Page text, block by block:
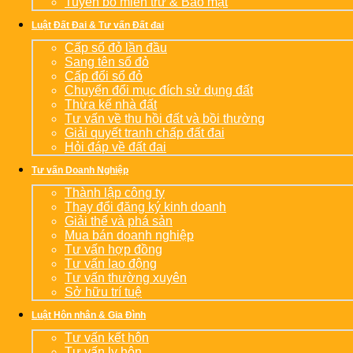
Luật Đất Đai & Tư vấn Đất đai
Cấp sổ đỏ lần đầu
Sang tên sổ đỏ
Cấp đổi sổ đỏ
Chuyển đổi mục đích sử dụng đất
Thừa kế nhà đất
Tư vấn về thu hồi đất và bồi thường
Giải quyết tranh chấp đất đai
Hỏi đáp về đất đai
Tư vấn Doanh Nghiệp
Thành lập công ty
Thay đổi đăng ký kinh doanh
Giải thể và phá sản
Mua bán doanh nghiệp
Tư vấn hợp đồng
Tư vấn lao động
Tư vấn thường xuyên
Sở hữu trí tuệ
Luật Hôn nhân & Gia Đình
Tư vấn kết hôn